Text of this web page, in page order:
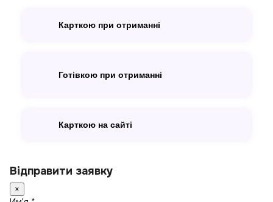
Карткою при отриманні
Готівкою при отриманні
Карткою на сайті
Відправити заявку
×